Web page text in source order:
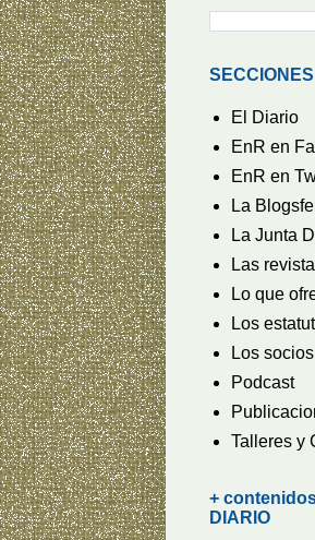
SECCIONES
El Diario
EnR en
EnR en
La
La Junta
Las
Lo que
Los
Los socios
Podcast
Talleres y
+
DIARIO